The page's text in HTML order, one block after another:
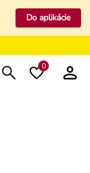
Do aplikácie
0